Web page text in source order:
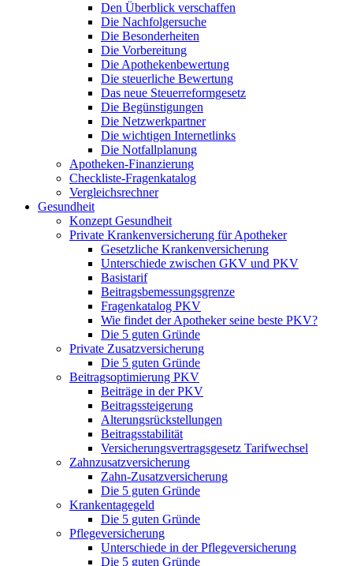
Den Überblick verschaffen
Die Nachfolgersuche
Die Besonderheiten
Die Vorbereitung
Die Apothekenbewertung
Die steuerliche Bewertung
Das neue Steuerreformgesetz
Die Begünstigungen
Die Netzwerkpartner
Die wichtigen Internetlinks
Die Notfallplanung
Apotheken-Finanzierung
Checkliste-Fragenkatalog
Vergleichsrechner
Gesundheit
Konzept Gesundheit
Private Krankenversicherung für Apotheker
Gesetzliche Krankenversicherung
Unterschiede zwischen GKV und PKV
Basistarif
Beitragsbemessungsgrenze
Fragenkatalog PKV
Wie findet der Apotheker seine beste PKV?
Die 5 guten Gründe
Private Zusatzversicherung
Die 5 guten Gründe
Beitragsoptimierung PKV
Beiträge in der PKV
Beitragssteigerung
Alterungsrückstellungen
Beitragsstabilität
Versicherungsvertragsgesetz Tarifwechsel
Zahnzusatzversicherung
Zahn-Zusatzversicherung
Die 5 guten Gründe
Krankentagegeld
Die 5 guten Gründe
Pflegeversicherung
Unterschiede in der Pflegeversicherung
Die 5 guten Gründe